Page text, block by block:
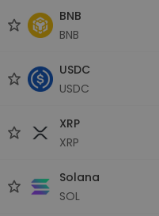
BNB
BNB
USDC
USDC
XRP
XRP
Solana
SOL